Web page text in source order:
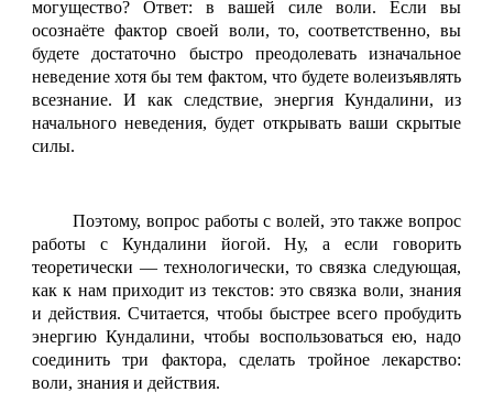
могущество? Ответ: в вашей силе воли. Если вы
осознаёте фактор своей воли, то, соответственно, вы
будете достаточно быстро преодолевать изначальное
неведение хотя бы тем фактом, что будете волеизъявлять
всезнание. И как следствие, энергия Кундалини, из
начального неведения, будет открывать ваши скрытые
силы.
Поэтому, вопрос работы с волей, это также вопрос
работы с Кундалини йогой. Ну, а если говорить
теоретически — технологически, то связка следующая,
как к нам приходит из текстов: это связка воли, знания
и действия. Считается, чтобы быстрее всего пробудить
энергию Кундалини, чтобы воспользоваться ею, надо
соединить три фактора, сделать тройное лекарство:
воли, знания и действия.